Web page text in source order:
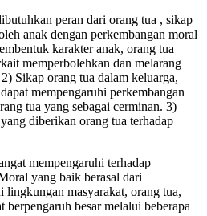
peran dari orang tua , sikap
anak dengan perkembangan moral
karakter anak, orang tua
memperbolehkan dan melarang
Sikap orang tua dalam keluarga,
mempengaruhi perkembangan
tua yang sebagai cerminan. 3)
diberikan orang tua terhadap
mempengaruhi terhadap
yang baik berasal dari
masyarakat, orang tua,
berpengaruh besar melalui beberapa